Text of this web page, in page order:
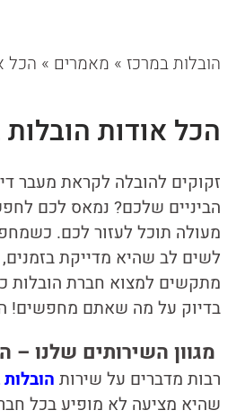
הובלות במרכז» מאמרים » הכל
הכל אודות
זקוקים להובלה לקראת מעבר
הביניים שלכם? נמאס לכם
מעולה תוכל לעזור לכם.
לשים לב שהיא מדייקת
מתקשים למצוא חברת הובלות
בדיוק על מה שאתם מחפשים!
מגוון השירותים שלנו
רבות מדברים על שירות
שהיא מציעה לא מופיע בכל